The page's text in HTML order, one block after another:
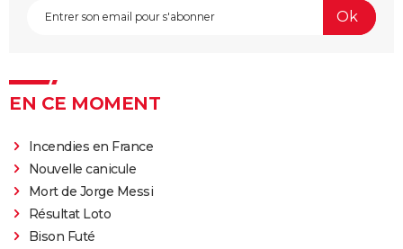
EN CE MOMENT
Incendies en France
Nouvelle canicule
Mort de Jorge Messi
Résultat Loto
Bison Futé